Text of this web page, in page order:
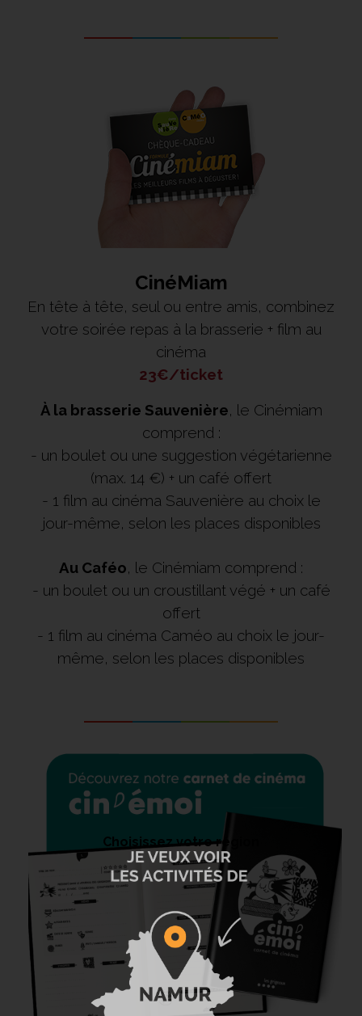
CinéMiam
En tête à tête, seul ou entre amis, combinez
votre soirée repas à la brasserie + film au
cinéma
23€/ticket
À la brasserie Sauvenière, le Cinémiam
comprend :
- un boulet ou une suggestion végétarienne
(max. 14 €) + un café offert
- 1 film au cinéma Sauvenière au choix le
jour-même, selon les places disponibles
Au Caféo, le Cinémiam comprend :
- un boulet ou un croustillant végé + un café
offert
- 1 film au cinéma Caméo au choix le jour-
même, selon les places disponibles
Choisissez votre région